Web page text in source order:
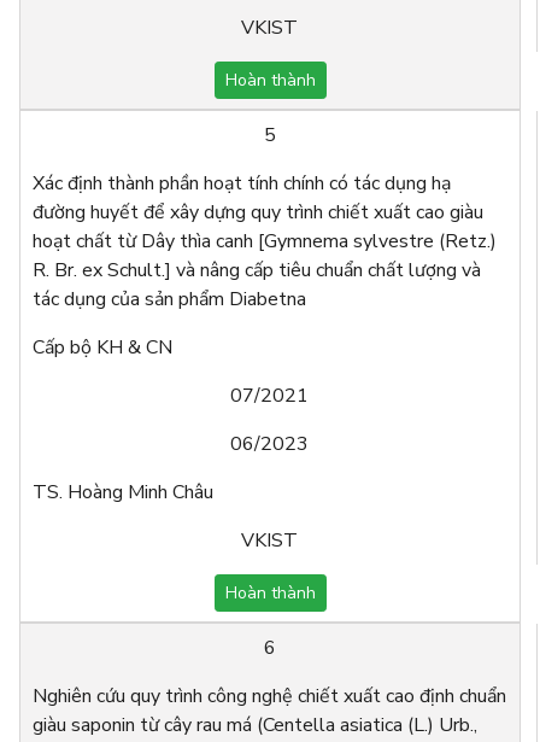
VKIST
Hoàn thành
5
Xác định thành phần hoạt tính chính có tác dụng hạ
đường huyết để xây dựng quy trình chiết xuất cao giàu
hoạt chất từ Dây thìa canh [Gymnema sylvestre (Retz.)
R. Br. ex Schult.] và nâng cấp tiêu chuẩn chất lượng và
tác dụng của sản phẩm Diabetna
Cấp bộ KH & CN
07/2021
06/2023
TS. Hoàng Minh Châu
VKIST
Hoàn thành
6
Nghiên cứu quy trình công nghệ chiết xuất cao định chuẩn
giàu saponin từ cây rau má (Centella asiatica (L.) Urb.,